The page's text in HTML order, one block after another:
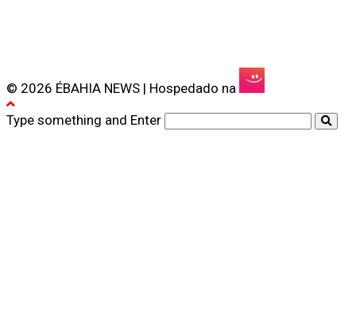
© 2026 ÉBAHIA NEWS | Hospedado na
Type something and Enter